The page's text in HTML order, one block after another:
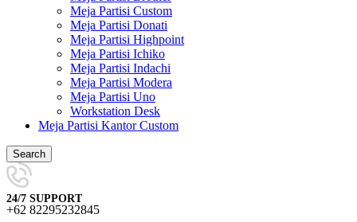
Meja Partisi Custom
Meja Partisi Donati
Meja Partisi Highpoint
Meja Partisi Ichiko
Meja Partisi Indachi
Meja Partisi Modera
Meja Partisi Uno
Workstation Desk
Meja Partisi Kantor Custom
Search
24/7 SUPPORT
+62 82295232845